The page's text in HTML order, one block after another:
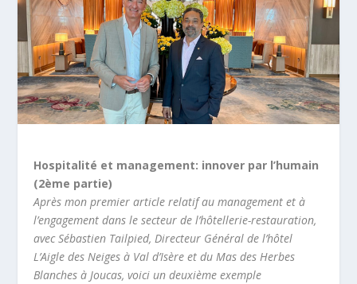
Hospitalité et management: innover par l’humain
(2ème partie)
Après mon premier article relatif au management et à
l’engagement dans le secteur de l’hôtellerie-restauration,
avec Sébastien Tailpied, Directeur Général de l’hôtel
L’Aigle des Neiges à Val d’Isère et du Mas des Herbes
Blanches à Joucas, voici un deuxième exemple